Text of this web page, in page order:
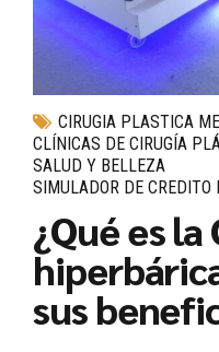
CIRUGIA PLASTICA
CLÍNICAS DE CIRUGÍA
SALUD Y BELLEZA
SIMULADOR DE CREDITO
¿Qué es la
sus